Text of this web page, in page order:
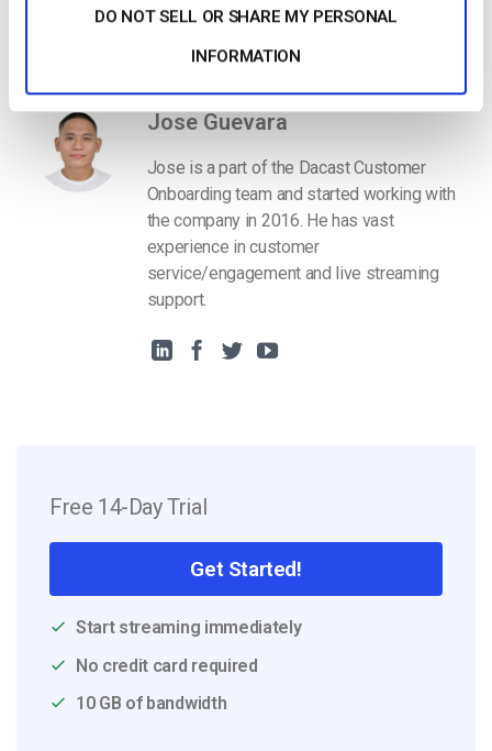
DO NOT SELL OR SHARE MY PERSONAL
INFORMATION
Jose Guevara
Jose is a part of the Dacast Customer
Onboarding team and started working with
the company in 2016. He has vast
experience in customer
service/engagement and live streaming
support.
Free 14-Day Trial
Get Started!
Start streaming immediately
No credit card required
10 GB of bandwidth